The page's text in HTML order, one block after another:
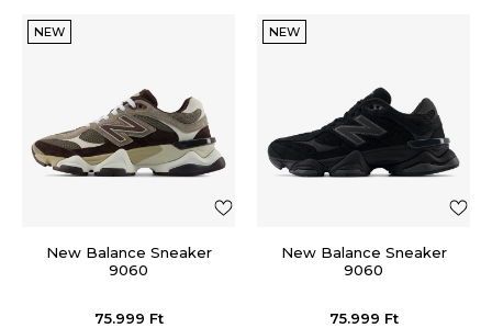
NEW
New Balance Sneaker
9060
75.999 Ft
NEW
New Balance Sneaker
9060
75.999 Ft